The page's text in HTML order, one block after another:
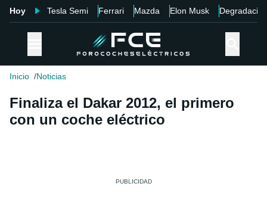
Hoy Tesla Semi Ferrari Mazda Elon Musk Degradación
Inicio Noticias
Finaliza el Dakar 2012, el primero
con un coche eléctrico